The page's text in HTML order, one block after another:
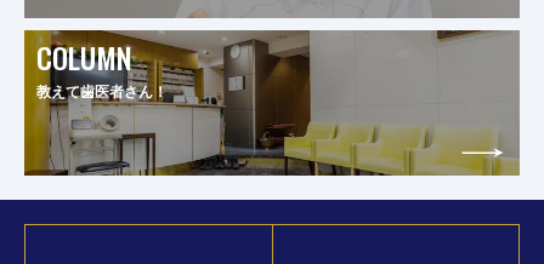
COLUMN
教えて歯医者さん！